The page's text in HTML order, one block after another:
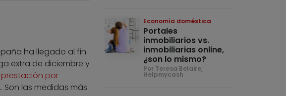
ha llegado al fin.
extra de diciembre y
prestación por
las medidas más
Economía doméstica
Portales
inmobiliarios vs.
inmobiliarias online,
¿son lo mismo?
Por Teresa Belaire,
Helpmycash